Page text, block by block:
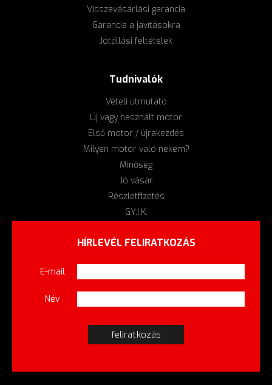
Visszavásárlási garancia
Garancia a javításokra
Jótállási feltételek
Tudnivalók
Vételi útmutató
Új vagy használt motor
Első motor / újrakezdés
Milyen motor való nekem?
Minőség
Jó vásár
Részletfizetés
GY.I.K.
HÍRLEVÉL FELIRATKOZÁS
E-mail
Név